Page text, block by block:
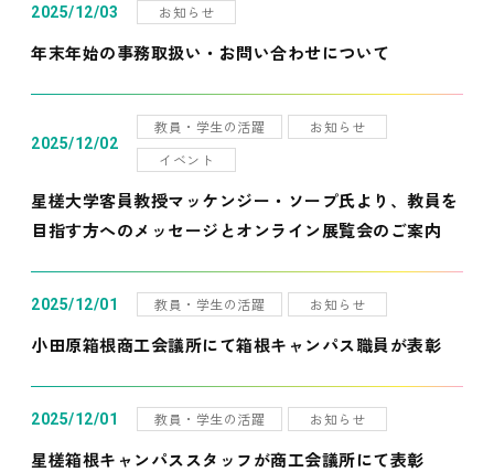
2025/12/03 お知らせ
年末年始の事務取扱い・お問い合わせについて
2025/12/02
教員・学生の活躍
お知らせ
イベント
星槎大学客員教授マッケンジー・ソープ氏より、教員を
目指す方へのメッセージとオンライン展覧会のご案内
2025/12/01 教員・学生の活躍 お知らせ
小田原箱根商工会議所にて箱根キャンパス職員が表彰
2025/12/01 教員・学生の活躍 お知らせ
星槎箱根キャンパススタッフが商工会議所にて表彰